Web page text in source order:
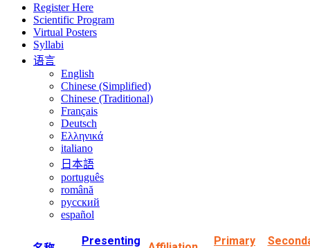
Register Here
Scientific Program
Virtual Posters
Syllabi
语言
English
Chinese (Simplified)
Chinese (Traditional)
Français
Deutsch
Ελληνικά
italiano
日本語
português
română
русский
español
Presenting
Primary